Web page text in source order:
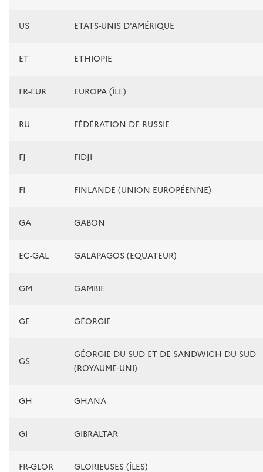
US ETATS-UNIS D'AMÉRIQUE
ET ETHIOPIE
FR-EUR EUROPA (ÎLE)
RU FÉDÉRATION DE RUSSIE
FJ FIDJI
FI FINLANDE (UNION EUROPÉENNE)
GA GABON
EC-GAL GALAPAGOS (EQUATEUR)
GM GAMBIE
GE GÉORGIE
GS
GÉORGIE DU SUD ET DE SANDWICH DU SUD
(ROYAUME-UNI)
GH GHANA
GI GIBRALTAR
FR-GLOR GLORIEUSES (ÎLES)